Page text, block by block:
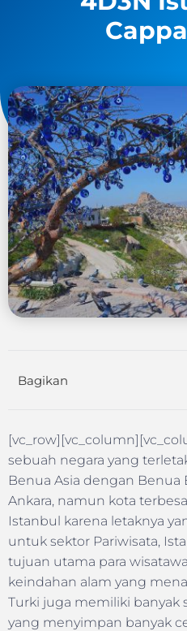
Bagikan
sebuah negara yang
Benua Asia dengan Benua
Ankara, namun kota
Istanbul karena letaknya
untuk sektor Pariwisata,
tujuan utama para
keindahan alam yang
Turki juga memiliki banyak
yang menyimpan banyak